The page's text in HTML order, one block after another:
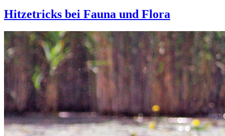
Hitzetricks bei Fauna und Flora